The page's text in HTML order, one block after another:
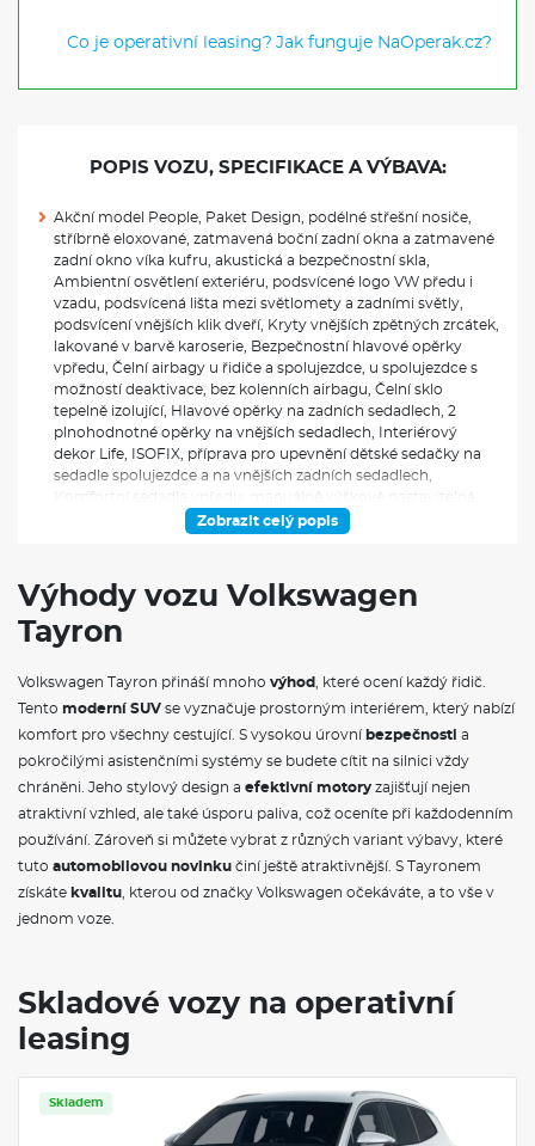
Co je operativní leasing? Jak funguje NaOperak.cz?
POPIS VOZU, SPECIFIKACE A VÝBAVA:
Akční model People, Paket Design, podélné střešní nosiče,
stříbrně eloxované, zatmavená boční zadní okna a zatmavené
zadní okno víka kufru, akustická a bezpečnostní skla,
Ambientní osvětlení exteriéru, podsvícené logo VW předu i
vzadu, podsvícená lišta mezi světlomety a zadními světly,
podsvícení vnějších klik dveří, Kryty vnějších zpětných zrcátek,
lakované v barvě karoserie, Bezpečnostní hlavové opěrky
vpředu, Čelní airbagy u řidiče a spolujezdce, u spolujezdce s
možností deaktivace, bez kolenních airbagu, Čelní sklo
tepelně izolující, Hlavové opěrky na zadních sedadlech, 2
plnohodnotné opěrky na vnějších sedadlech, Interiérový
dekor Life, ISOFIX, příprava pro upevnění dětské sedačky na
sedadle spolujezdce a na vnějších zadních sedadlech,
pneumaticky nastavitelné bederní opěrky vpředu, Loketní
Tříbodové bezpečnostní pásy, vpředu a vzadu, vpředu s
výškovým nastavením a předepínači, signalizace nezapnutých
bezpečnostních pásů (grafická a akustická), Vnitřní zpětné
zrcátko, s automatickou clonou, 12V zásuvka vpředu, 12V
Adaptivní tempomat ACC, automatická regulace bezpečného
odstupu od vpředu jedoucího vozidel, s prediktivní regulací
rychlosti a omezovačem rychlosti, s funkcí "stop & go",
Ambientní osvětlení interiéru, výběr z 10 barev, Asistent
rozjezdu do kopce, Automatická klimatizace Climatronic,
3zónová, automatická regulace, nastavení teploty oddělené
pro řidiče, spolujezdce a pasažéry vzadu, senzor kvality
vnějšího vzduchu s automatickým přepnutím na vnitřní
cirkulaci, Bezpečnostní systém rozpoznávání chodců, Boční
airbagy vpředu a vzadu, s hlavovými airbagy vpředu, se
Elektromechanická parkovací brzda, s funkcí Auto Hold,
Cross Traffic Alert, asistent vjezdu do křižovatky, Keyless Start,
bezklíčové startování pomocí tlačítka, Lane Assist, asistent
pro udržování vozu v jízdním pruhu, LED světlomety Plus,
LED světlomety se dvěma světelnými moduly, LED
podsvícená lišta mezi světlomety, Light Assist, automatické
přepínání dálkových a potkávacích světel, dynamická
regulace dosahu světlometů s funkcí přisvěcování do zatáček,
světla do špatného počasí (ekvivalent mlhových světel),
Zobrazit celý popis
Výhody vozu Volkswagen
Tayron
Volkswagen Tayron přináší mnoho výhod, které ocení každý řidič.
Tento moderní SUV se vyznačuje prostorným interiérem, který nabízí
komfort pro všechny cestující. S vysokou úrovní bezpečnosti a
pokročilými asistenčními systémy se budete cítit na silnici vždy
chráněni. Jeho stylový design a efektivní motory zajišťují nejen
atraktivní vzhled, ale také úsporu paliva, což oceníte při každodenním
používání. Zároveň si můžete vybrat z různých variant výbavy, které
tuto automobilovou novinku činí ještě atraktivnější. S Tayronem
získáte kvalitu, kterou od značky Volkswagen očekáváte, a to vše v
jednom voze.
Skladové vozy na operativní
leasing
Skladem